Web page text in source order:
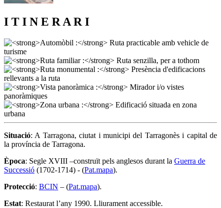
I T I N E R A R I
Situació: A Tarragona, ciutat i municipi del Tarragonès i capital de
la província de Tarragona.
Època: Segle XVIII –construït pels anglesos durant la Guerra de
Successió (1702-1714) - (Pat.mapa).
Protecció: BCIN – (Pat.mapa).
Estat: Restaurat l’any 1990. Lliurament accessible.